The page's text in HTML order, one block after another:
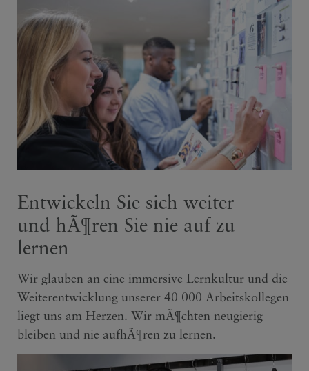
Entwickeln Sie sich weiter
und hÃ¶ren Sie nie auf zu
lernen
Wir glauben an eine immersive Lernkultur und die
Weiterentwicklung unserer 40 000 Arbeitskollegen
liegt uns am Herzen. Wir mÃ¶chten neugierig
bleiben und nie aufhÃ¶ren zu lernen.